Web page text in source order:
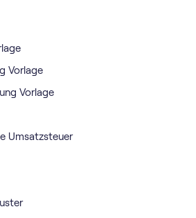
Vorlage
Vorlage
Umsatzsteuer